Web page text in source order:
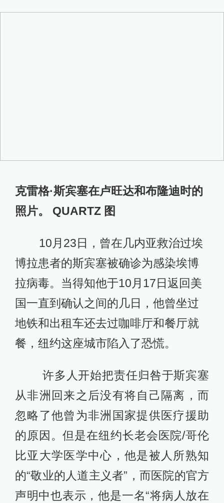
克雷格·斯宾塞在卢旺达和布隆迪时的
照片。 QUARTZ 图
10月23日，曾在几内亚救治过埃
博拉患者的斯宾塞被确诊为感染埃博
拉病毒。当得知他于10月17日返回美
国一直到确认之间的几日，他曾坐过
地铁和出租车还去过咖啡厅和餐厅就
餐，纽约这座城市陷入了恐慌。
许多人开始把责任归咎于斯宾塞
从非洲回来之后没有将自己隔离，而
忽略了他曾为非洲国家提供医疗援助
的原因。但是在纽约长老会医院/哥伦
比亚大学医学中心，他是被人所熟知
的“敬业的人道主义者”，而医院的官方
声明中也表示，他是一名“将病人放在